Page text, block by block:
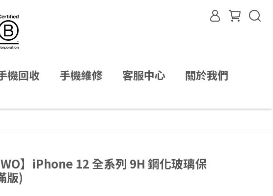
機回收 手機維修 客服中心
關於我們
】iPhone 12 全系列 9H 鋼化玻璃保
版)